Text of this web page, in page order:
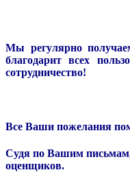
Мы регулярно
благодарит всех
сотрудничество!
Все Ваши пожелания
Судя по Вашим
оценщиков.